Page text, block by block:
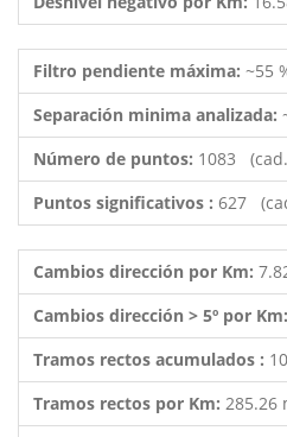
Filtro pendiente máxima: ~55
Separación minima analizada:
Número de puntos: 1083
Puntos significativos : 627
Cambios dirección por Km:
Cambios dirección > 5º por Km:
Tramos rectos acumulados :
Tramos rectos por Km: 285.26